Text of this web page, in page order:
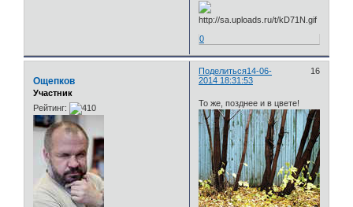
0
Поделиться 16
14-06-
2014 18:31:53
Ощепков
Участник
Рейтинг:
То же, позднее и в цвете!